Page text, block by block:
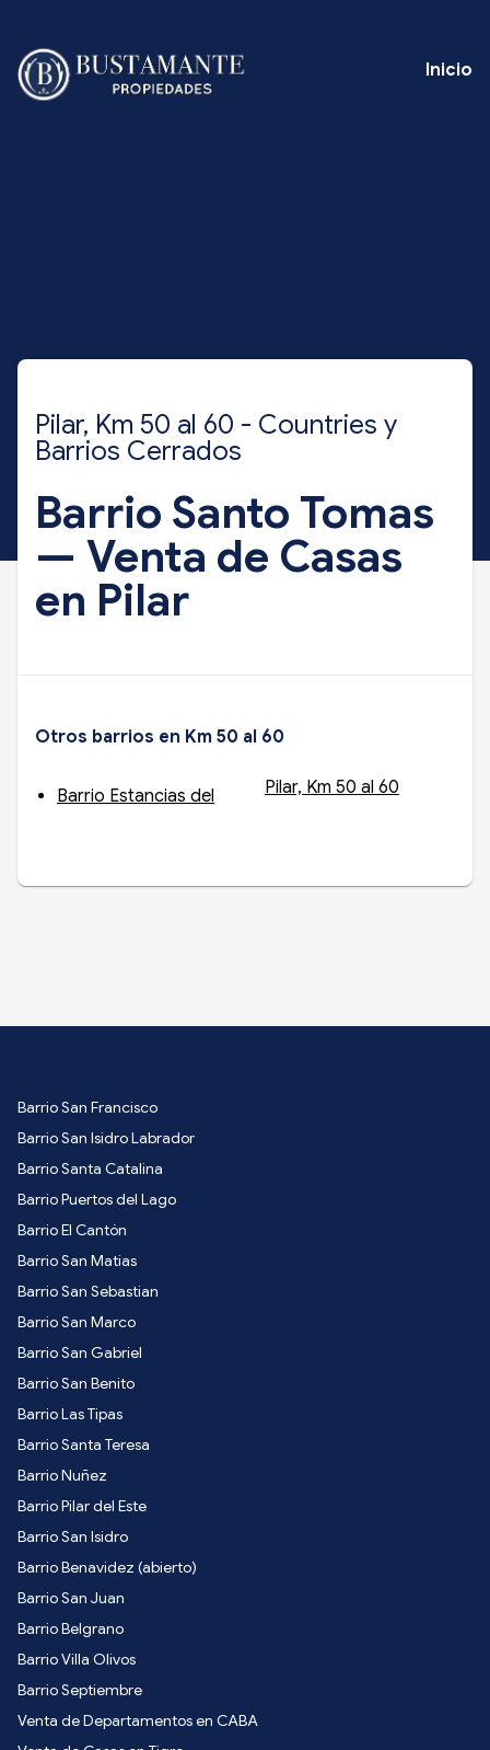
Inicio
Pilar, Km 50 al 60 - Countries y
Barrios Cerrados
Barrio Santo Tomas
— Venta de Casas
en Pilar
Otros barrios en Km 50 al 60
Barrio Estancias del Pilar, Km 50 al 60
Barrio San Francisco
Barrio San Isidro Labrador
Barrio Santa Catalina
Barrio Puertos del Lago
Barrio El Cantón
Barrio San Matias
Barrio San Sebastian
Barrio San Marco
Barrio San Gabriel
Barrio San Benito
Barrio Las Tipas
Barrio Santa Teresa
Barrio Nuñez
Barrio Pilar del Este
Barrio San Isidro
Barrio Benavidez (abierto)
Barrio San Juan
Barrio Belgrano
Barrio Villa Olivos
Barrio Septiembre
Venta de Departamentos en CABA